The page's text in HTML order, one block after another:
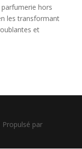
parfumerie hors
les transformant
et
Propulsé par